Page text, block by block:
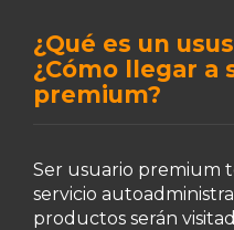
¿Qué es un
¿Cómo llegar a
premium?
Ser usuario premium
servicio
productos serán